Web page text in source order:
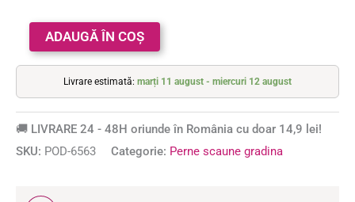
ADAUGĂ ÎN COȘ
Livrare estimată: marți 11 august - miercuri 12 august
🚚 LIVRARE 24 - 48H oriunde în România cu doar 14,9 lei!
SKU: POD-6563 Categorie: Perne scaune gradina